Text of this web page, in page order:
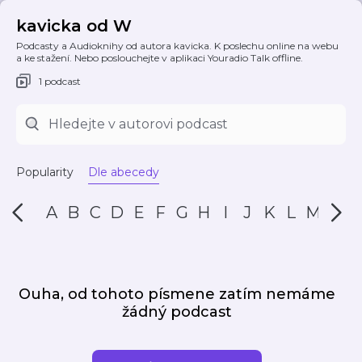
kavicka od W
Podcasty a Audioknihy od autora kavicka. K poslechu online na webu
a ke stažení. Nebo poslouchejte v aplikaci Youradio Talk offline.
1 podcast
Popularity Dle abecedy
A B C D E F G H I J K L M N
Ouha, od tohoto písmene zatím nemáme
žádný podcast